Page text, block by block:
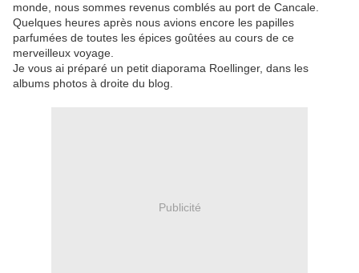
monde, nous sommes revenus comblés au port de Cancale.
Quelques heures après nous avions encore les papilles
parfumées de toutes les épices goûtées au cours de ce
merveilleux voyage.
Je vous ai préparé un petit diaporama Roellinger, dans les
albums photos à droite du blog.
Publicité